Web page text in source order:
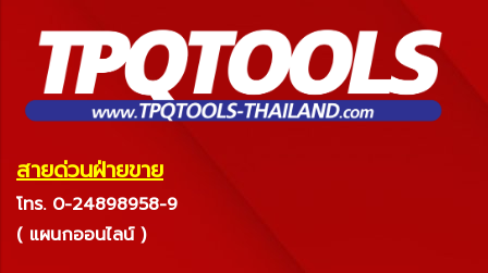
สายด่วนฝ่ายขาย
โทร. 0-24898958-9
( แผนกออนไลน์ )